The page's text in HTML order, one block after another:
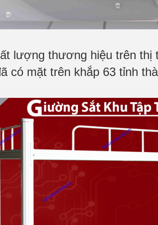
lượng thương hiệu trên thị
có mặt trên khắp 63 tỉnh